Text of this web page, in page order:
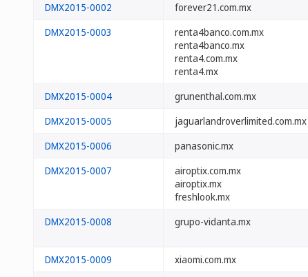
DMX2015-0002 forever21.com.mx
DMX2015-0003
renta4banco.com.mx
renta4banco.mx
renta4.com.mx
renta4.mx
DMX2015-0004 grunenthal.com.mx
DMX2015-0005
jaguarlandroverlimited.com.mx
DMX2015-0006
panasonic.mx
DMX2015-0007
airoptix.com.mx
airoptix.mx
freshlook.mx
DMX2015-0008 grupo-vidanta.mx
DMX2015-0009 xiaomi.com.mx